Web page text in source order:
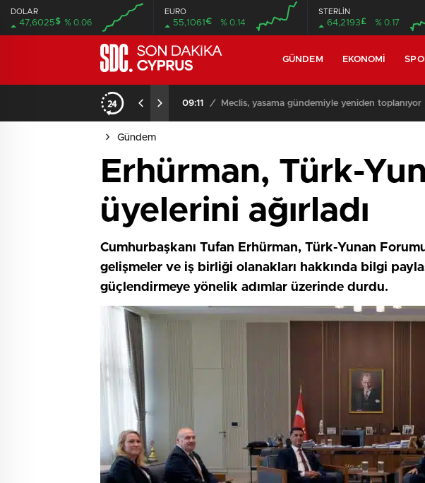
DOLAR
47,6025$ % 0.06
EURO
55,1061€ % 0.14
STERLİN
64,2193£ % 0.17
GÜNDEM EKONOMI
09:11 / Meclis, yasama gündemiyle yeniden toplanıyor
Gündem
Erhürman, Türk-
üyelerini ağırladı
Cumhurbaşkanı Tufan Erhürman, Türk-Yunan
gelişmeler ve iş birliği olanakları hakkında bilgi
güçlendirmeye yönelik adımlar üzerinde durdu.